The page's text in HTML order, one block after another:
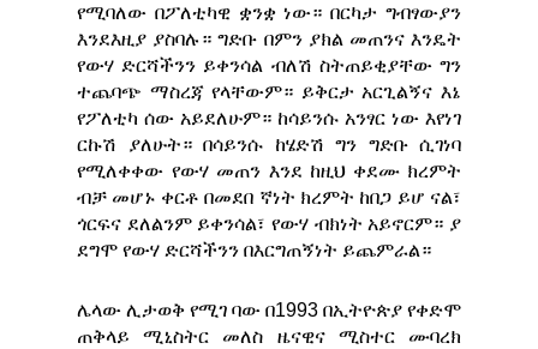
የሚባለው በፖለቲካዊ ቋንቋ ነው። በርካታ ግብፃውያን
እንደእዚያ ያስባሉ። ግድቡ በምን ያክል መጠንና እንዴት
የውሃ ድርሻችንን ይቀንሳል ብለሽ ስትጠይቂያቸው ግን
ተጨባጭ ማስረጃ የላቸውም። ይቅርታ አርጊልኝና እኔ
የፖለቲካ ሰው አይደለሁም። ከሳይንሱ አንፃር ነው እየነገ
ርኩሽ ያለሁት። በሳይንሱ ከሄድሽ ግን ግድቡ ሲገነባ
የሚለቀቀው የውሃ መጠን እንደ ከዚህ ቀደሙ ክረምት
ብቻ መሆኑ ቀርቶ በመደበ ኛነት ክረምት ከበጋ ይሆ ናል፣
ጎርፍና ደለልንም ይቀንሳል፣ የውሃ ብክነት አይኖርም። ያ
ደግሞ የውሃ ድርሻችንን በእርግጠኝነት ይጨምራል።
ሌላው ሊታወቅ የሚገ ባው በ1993 በኢትዮጵያ የቀድሞ
ጠቅላይ ሚኒስትር መለስ ዜናዊና ሚስተር ሙባረክ